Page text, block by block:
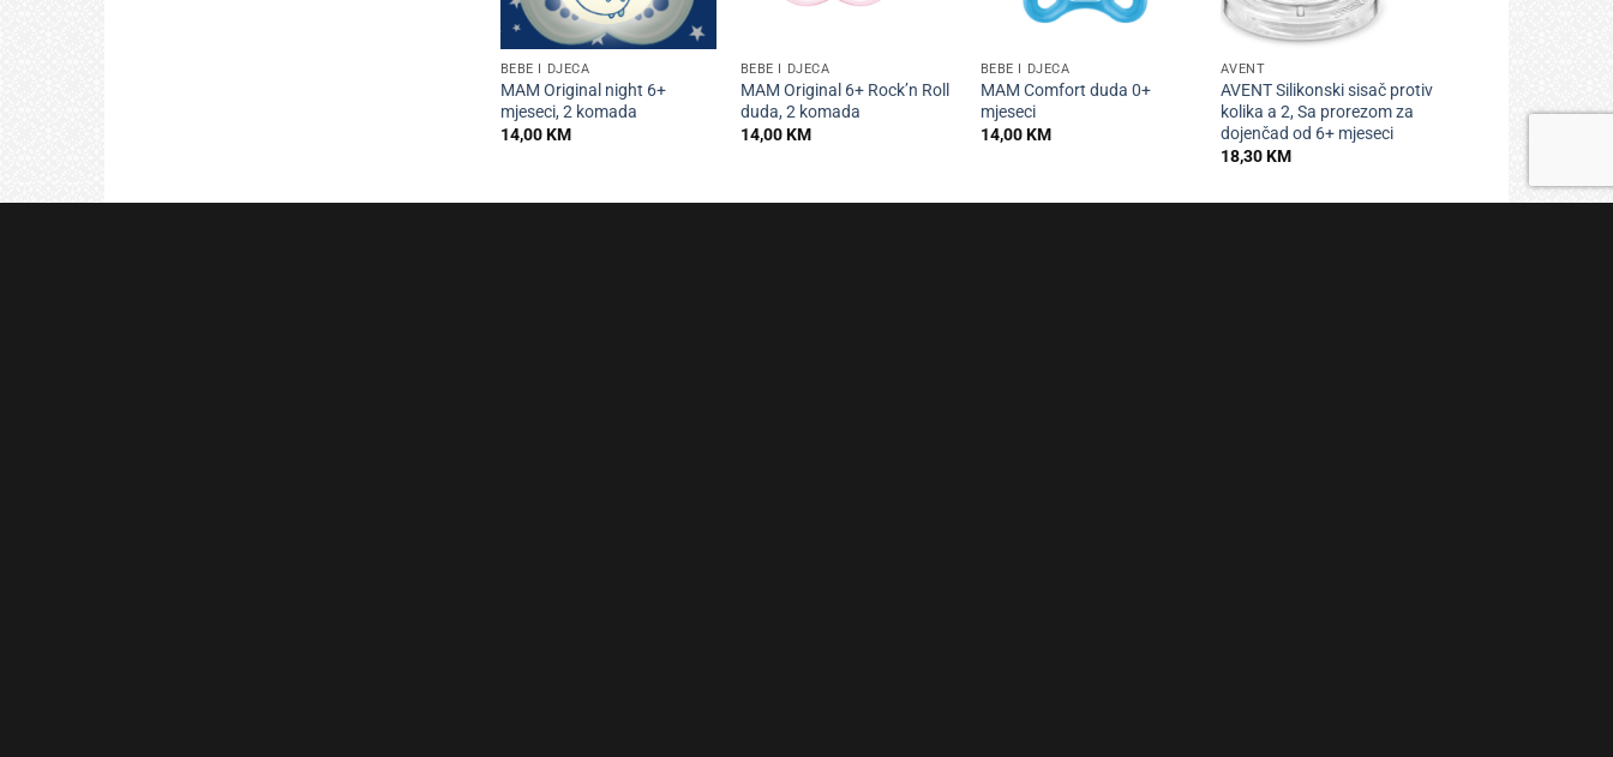
+
BEBE I DJECA
MAM Original night 6+
mjeseci, 2 komada
14,00KM
BEBE I DJECA
MAM Original 6+ Rock’n Roll
duda, 2 komada
14,00KM
BEBE I DJECA
MAM Comfort duda 0+
mjeseci
14,00KM
AVENT
AVENT Silikonski sisač protiv
kolika a 2, Sa prorezom za
dojenčad od 6+ mjeseci
18,30KM